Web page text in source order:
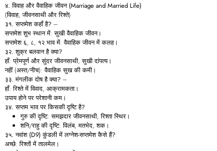
४.विवाहऔरवैवाहिकजीवन (Marriage and Married Life)
(विवाह, जीवनसाथी और रिश्ते)
३१.सप्तमेशकहाँहै? –
सप्तमेश शुभ स्थान में: सुखी वैवाहिक जीवन।
सप्तमेश ६, ८, १२ भाव में: वैवाहिक जीवन में कलह।
३२.शुक्रबलवानहैक्या?
हाँ: प्रेमपूर्ण और सुंदर जीवनसाथी, सुखी दांपत्य।
नहीं (अस्त/नीच): वैवाहिक सुख की कमी।
३३.मंगलीकदोषहैक्या? –
हाँ: रिश्ते में विवाद, आक्रामकता।
उपाय होने पर परेशानी कम।
३४.सप्तम भावपरकिसकीदृष्टिहै?
गुरु की दृष्टि: समझदार जीवनसाथी, रिश्ता स्थिर।
शनि/राहु की दृष्टि: विलंब, मतभेद, शक।
३५.नवांश (D9)कुंडलीमेंलग्नेश-सप्तमेशकैसेहैं?
अच्छे: रिश्तों में तालमेल।